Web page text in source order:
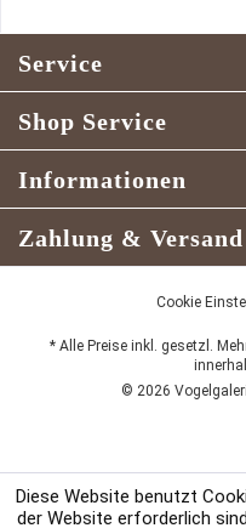
Service
Shop Service
Informationen
Zahlung & Versand
Cookie
* Alle Preise inkl. gesetzl.
© 2026
Diese Website benutzt
der Website erforderlich